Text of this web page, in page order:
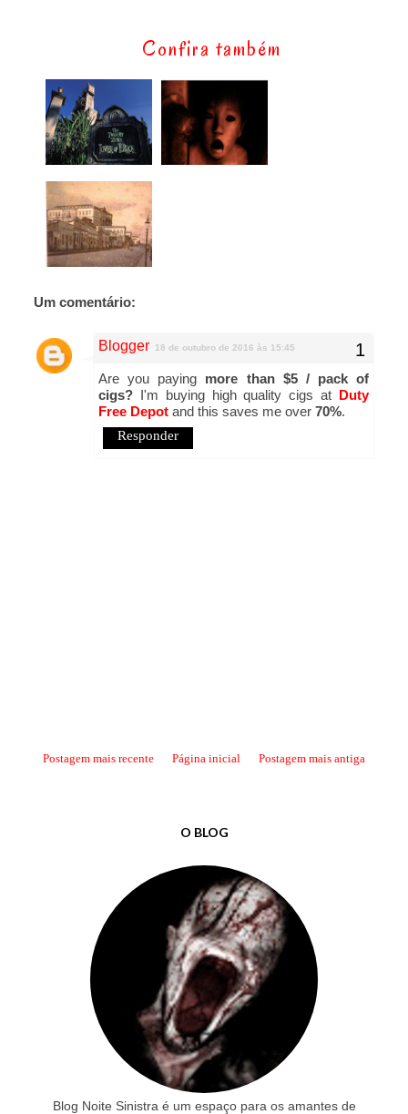
Confira também
Um comentário:
Blogger 18 de outubro de 2016 às 15:45
Are you paying more than $5 / pack of
cigs? I'm buying high quality cigs at Duty
Free Depot and this saves me over 70%.
Responder
Postagem mais recente Postagem mais antiga
Página inicial
O BLOG
Blog Noite Sinistra é um espaço para os amantes de